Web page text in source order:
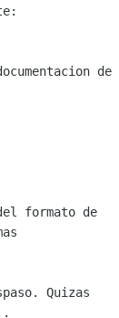
de
formato de
Quizas